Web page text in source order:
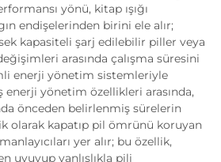
yönü, kitap ışığı
endişelerinden birini ele alır;
kapasiteli şarj edilebilir piller veya
arasında çalışma süresini
enerji yönetim sistemleriyle
enerji yönetim özellikleri arasında,
önceden belirlenmiş sürelerin
olarak kapatıp pil ömrünü koruyan
yer alır; bu özellik,
uyuyup yanlışlıkla pili